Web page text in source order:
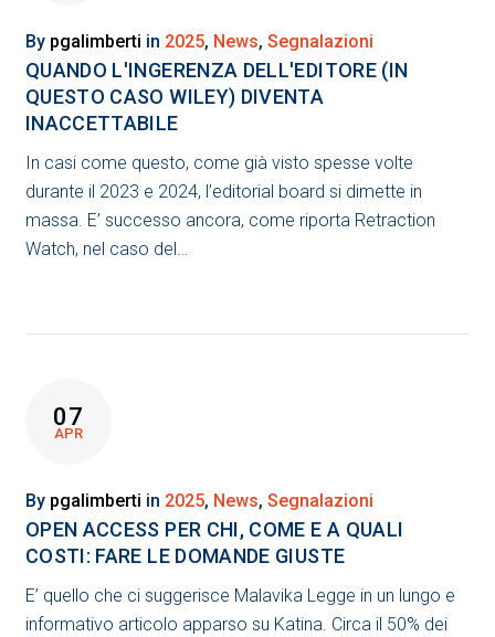
By pgalimberti in 2025, News, Segnalazioni
QUANDO L'INGERENZA DELL'EDITORE (IN
QUESTO CASO WILEY) DIVENTA
INACCETTABILE
In casi come questo, come già visto spesse volte
durante il 2023 e 2024, l’editorial board si dimette in
massa. E’ successo ancora, come riporta Retraction
Watch, nel caso del…
07
APR
By pgalimberti in 2025, News, Segnalazioni
OPEN ACCESS PER CHI, COME E A QUALI
COSTI: FARE LE DOMANDE GIUSTE
E’ quello che ci suggerisce Malavika Legge in un lungo e
informativo articolo apparso su Katina. Circa il 50% dei